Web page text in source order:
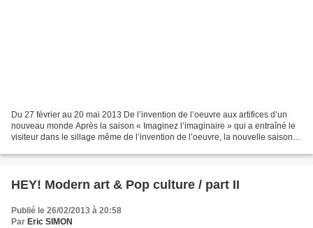
Du 27 février au 20 mai 2013 De l’invention de l’oeuvre aux artifices d’un
nouveau monde Après la saison « Imaginez l’imaginaire » qui a entraîné le
visiteur dans le sillage même de l’invention de l’oeuvre, la nouvelle saison
HEY! Modern art & Pop culture / part II
Publié le 26/02/2013 à 20:58
Par Eric SIMON